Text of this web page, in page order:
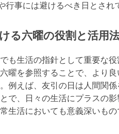
行事には避けるべき日とされ
る六曜の役割と活用
も生活の指針として重要な
曜を参照することで、より
例えば、友引の日は人間関
で、日々の生活にプラスの
生活においても意義深いもの